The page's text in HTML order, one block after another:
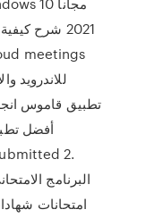
أفضل
امتحانات